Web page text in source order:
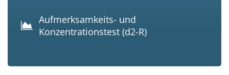
Aufmerksamkeits- und
Konzentrationstest (d2-R)